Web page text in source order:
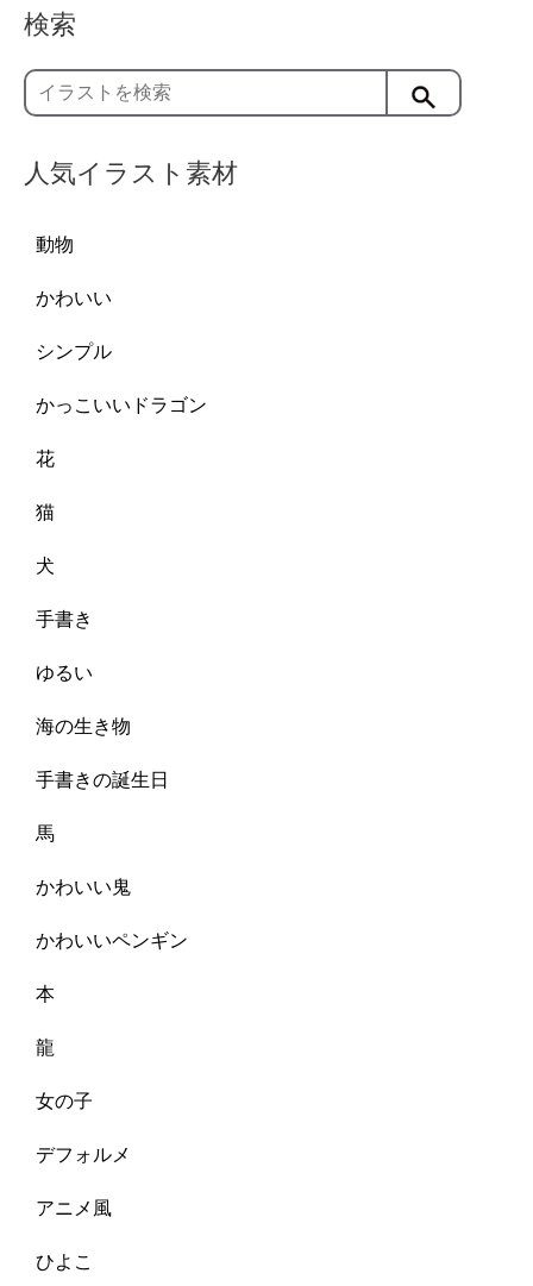
検索
人気イラスト素材
動物
かわいい
シンプル
かっこいいドラゴン
花
猫
犬
手書き
ゆるい
海の生き物
手書きの誕生日
馬
かわいい鬼
かわいいペンギン
本
龍
女の子
デフォルメ
アニメ風
ひよこ